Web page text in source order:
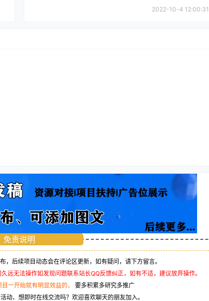
2022-10-4 12:00:31
免责说明
后续项目动态会在评论区更新，如有疑问，请下方留言。
无法操作如发现问题联系站长QQ反馈纠正，如有不适，建议放弃操作。
一开始就有明显效益的，
要多积累多研究多推广
动、想即时在线交流吗？欢迎喜欢聊天的朋友加入。